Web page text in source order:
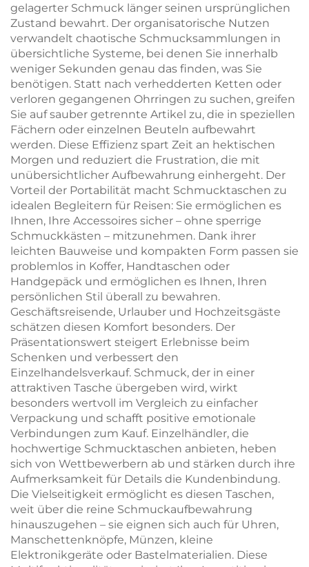
gelagerter Schmuck länger seinen ursprünglichen
Zustand bewahrt. Der organisatorische Nutzen
verwandelt chaotische Schmucksammlungen in
übersichtliche Systeme, bei denen Sie innerhalb
weniger Sekunden genau das finden, was Sie
benötigen. Statt nach verhedderten Ketten oder
verloren gegangenen Ohrringen zu suchen, greifen
Sie auf sauber getrennte Artikel zu, die in speziellen
Fächern oder einzelnen Beuteln aufbewahrt
werden. Diese Effizienz spart Zeit an hektischen
Morgen und reduziert die Frustration, die mit
unübersichtlicher Aufbewahrung einhergeht. Der
Vorteil der Portabilität macht Schmucktaschen zu
idealen Begleitern für Reisen: Sie ermöglichen es
Ihnen, Ihre Accessoires sicher – ohne sperrige
Schmuckkästen – mitzunehmen. Dank ihrer
leichten Bauweise und kompakten Form passen sie
problemlos in Koffer, Handtaschen oder
Handgepäck und ermöglichen es Ihnen, Ihren
persönlichen Stil überall zu bewahren.
Geschäftsreisende, Urlauber und Hochzeitsgäste
schätzen diesen Komfort besonders. Der
Präsentationswert steigert Erlebnisse beim
Schenken und verbessert den
Einzelhandelsverkauf. Schmuck, der in einer
attraktiven Tasche übergeben wird, wirkt
besonders wertvoll im Vergleich zu einfacher
Verpackung und schafft positive emotionale
Verbindungen zum Kauf. Einzelhändler, die
hochwertige Schmucktaschen anbieten, heben
sich von Wettbewerbern ab und stärken durch ihre
Aufmerksamkeit für Details die Kundenbindung.
Die Vielseitigkeit ermöglicht es diesen Taschen,
weit über die reine Schmuckaufbewahrung
hinauszugehen – sie eignen sich auch für Uhren,
Manschettenknöpfe, Münzen, kleine
Elektronikgeräte oder Bastelmaterialien. Diese